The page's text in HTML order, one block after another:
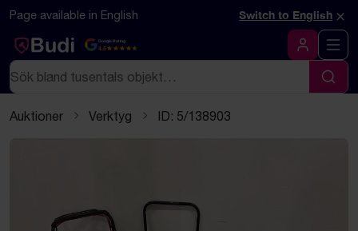
Hoppa till innehåll
Textbaserad (markdown) version av denna sida
Page available in English Switch to English ×
Google Rating
4.5
Logga in
Sök
Sök
Auktioner Verktyg ID: 5/138903